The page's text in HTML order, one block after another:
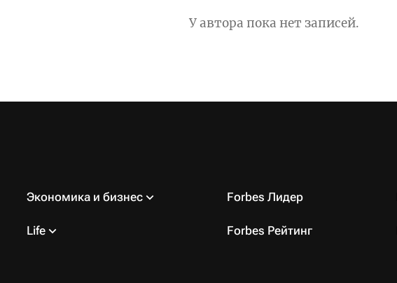
У автора пока нет записей.
Экономика и бизнес
Life
Forbes Лидер
Forbes Рейтинг